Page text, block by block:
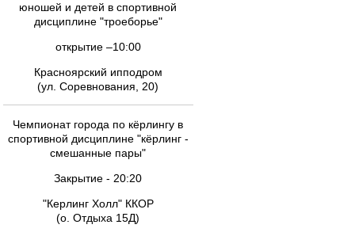
юношей и детей в спортивной
дисциплине "троеборье"
открытие –10:00
Красноярский ипподром
(ул. Соревнования, 20)
Чемпионат города по кёрлингу в
спортивной дисциплине "кёрлинг -
смешанные пары"
Закрытие - 20:20
"Керлинг Холл" ККОР
(о. Отдыха 15Д)